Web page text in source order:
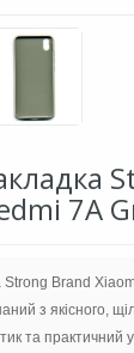
7A
Strong Brand
з якісного,
та практичний